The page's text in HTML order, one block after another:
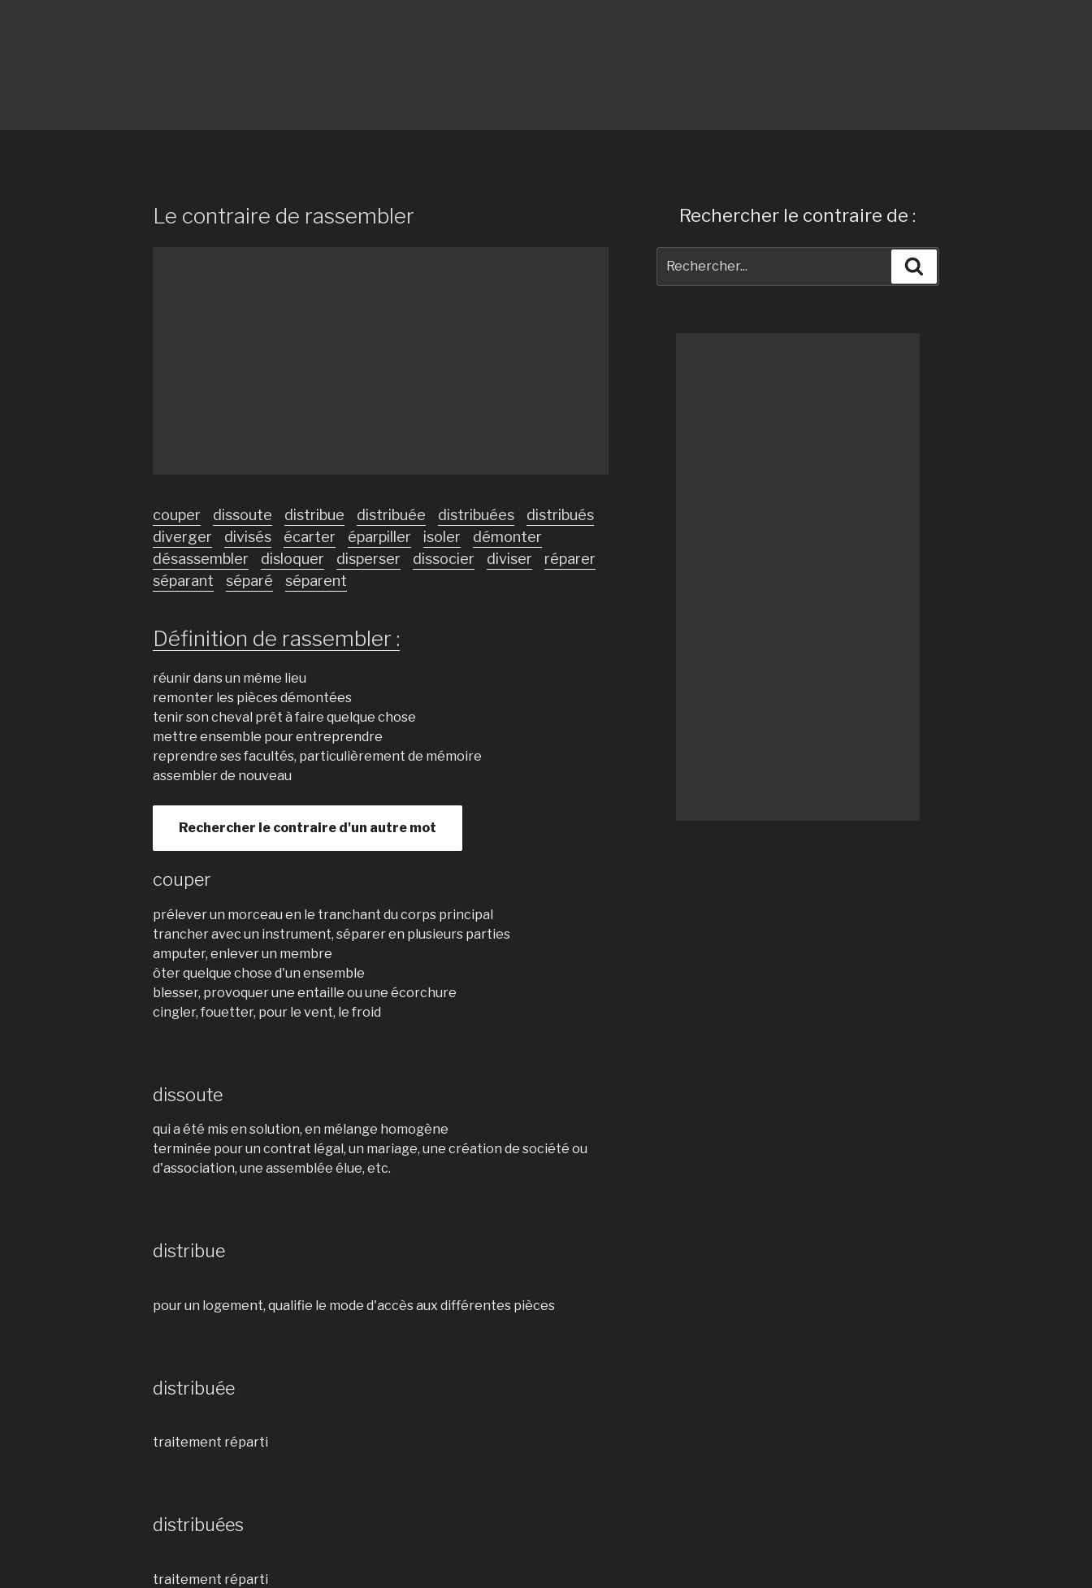
Le contraire de rassembler
couper dissoute distribue distribuée distribuées
distribués
diverger
divisés écarter éparpiller isoler
démonter
désassembler
disloquer disperser dissocier diviser
réparer
séparant
séparé séparent
Définition de rassembler :
réunir dans un même lieu
remonter les pièces démontées
tenir son cheval prêt à faire quelque chose
mettre ensemble pour entreprendre
reprendre ses facultés, particulièrement de mémoire
assembler de nouveau
Rechercher le contraire d'un autre mot
couper
prélever un morceau en le tranchant du corps principal
trancher avec un instrument, séparer en plusieurs parties
amputer, enlever un membre
ôter quelque chose d'un ensemble
blesser, provoquer une entaille ou une écorchure
cingler, fouetter, pour le vent, le froid
dissoute
qui a été mis en solution, en mélange homogène
terminée pour un contrat légal, un mariage, une création de société ou
d'association, une assemblée élue, etc.
distribue
pour un logement, qualifie le mode d'accès aux différentes pièces
distribuée
traitement réparti
distribuées
traitement réparti
Rechercher le contraire de :
pour